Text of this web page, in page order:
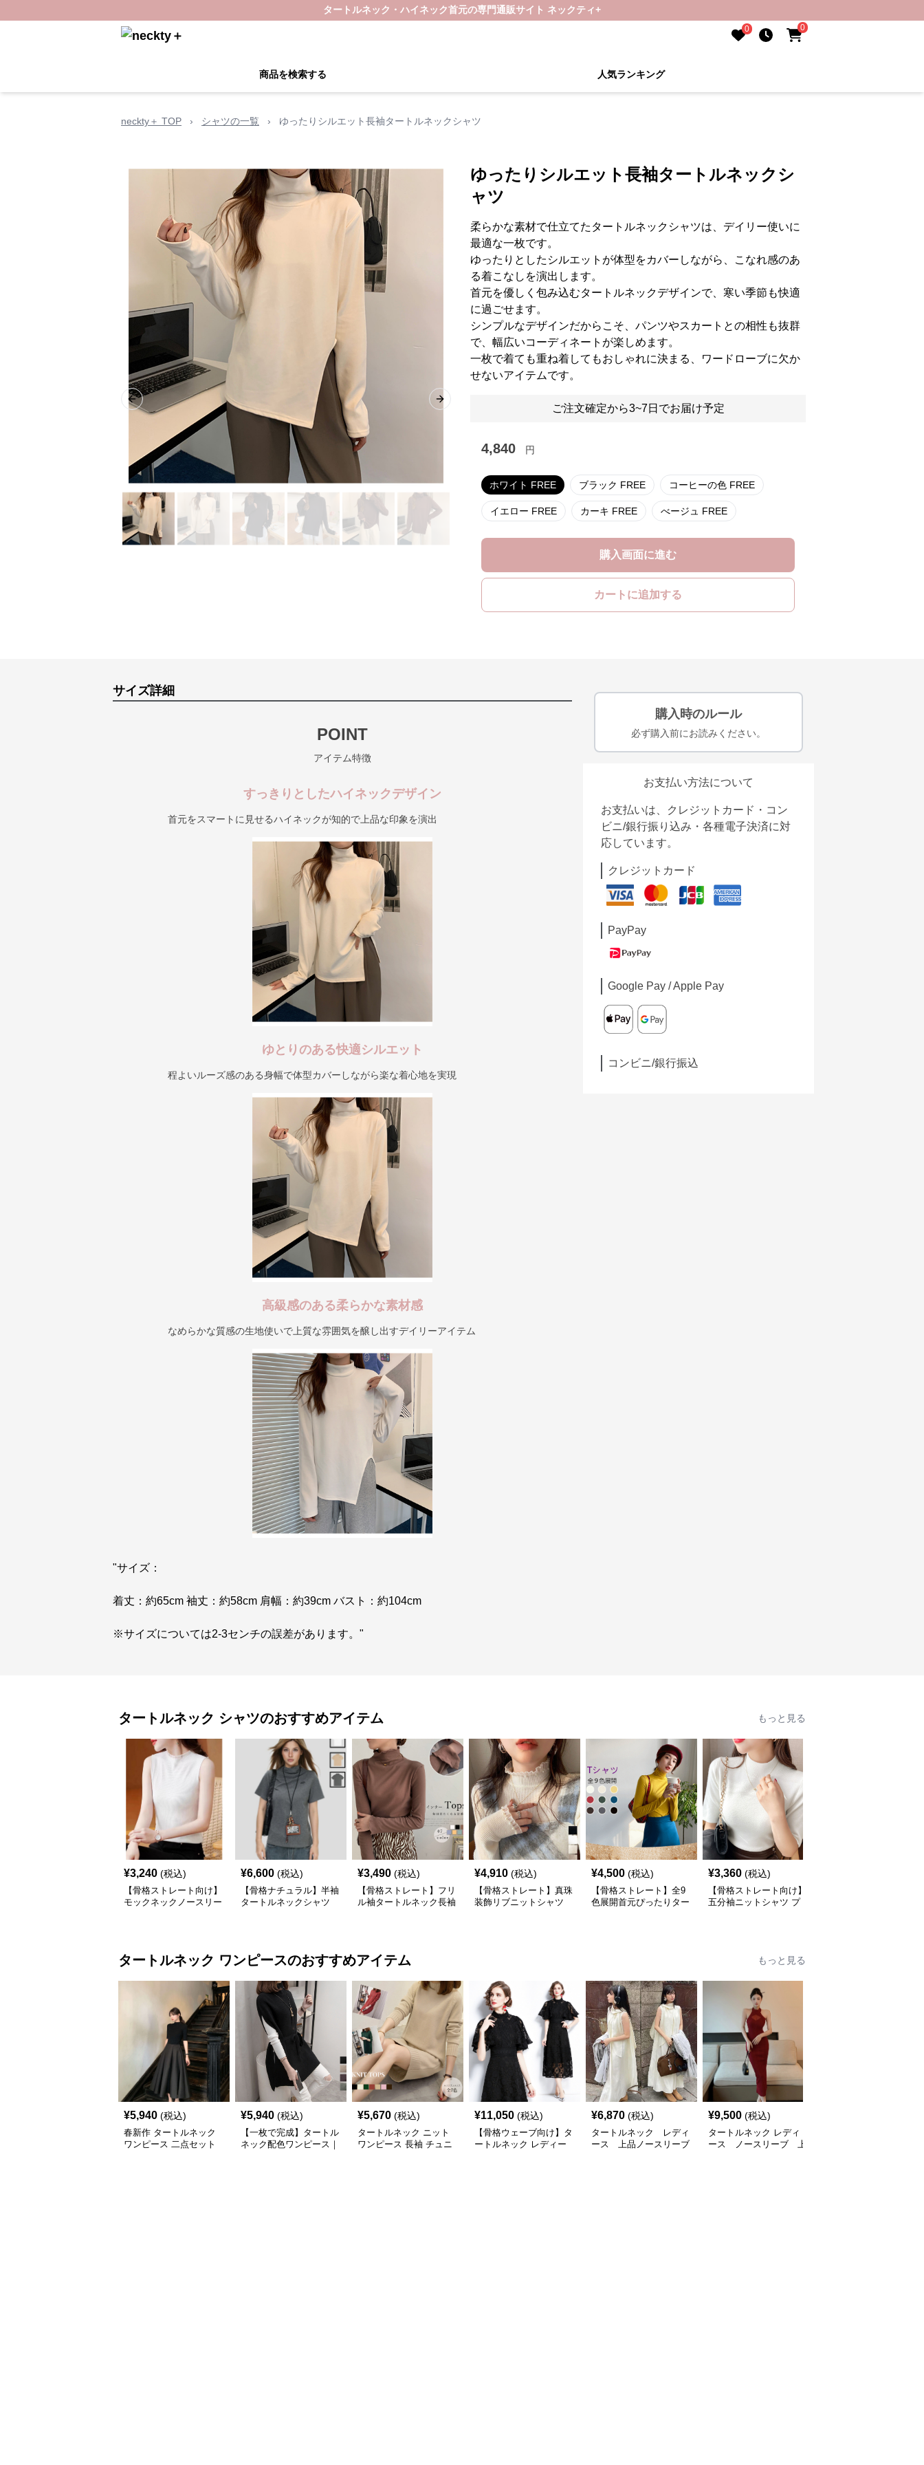
タートルネック・ハイネック首元の専門通販サイト ネックティ+
0 0
商品を検索する 人気ランキング
neckty＋ TOP › シャツの一覧 › ゆったりシルエット長袖タートルネックシャツ
Previous slide Next slide
ゆったりシルエット長袖タートルネックシ
ャツ
柔らかな素材で仕立てたタートルネックシャツは、デイリー使いに
最適な一枚です。
ゆったりとしたシルエットが体型をカバーしながら、こなれ感のあ
る着こなしを演出します。
首元を優しく包み込むタートルネックデザインで、寒い季節も快適
に過ごせます。
シンプルなデザインだからこそ、パンツやスカートとの相性も抜群
で、幅広いコーディネートが楽しめます。
一枚で着ても重ね着してもおしゃれに決まる、ワードローブに欠か
せないアイテムです。
ご注文確定から3~7日でお届け予定
4,840 円
ホワイト FREE ブラック FREE コーヒーの色 FREE
イエロー FREE カーキ FREE べージュ FREE
購入画面に進む
カートに追加する
サイズ詳細
POINT
アイテム特徴
すっきりとしたハイネックデザイン
首元をスマートに見せるハイネックが知的で上品な印象を演出
ゆとりのある快適シルエット
程よいルーズ感のある身幅で体型カバーしながら楽な着心地を実現
高級感のある柔らかな素材感
なめらかな質感の生地使いで上質な雰囲気を醸し出すデイリーアイテム
"サイズ：
着丈：約65cm 袖丈：約58cm 肩幅：約39cm バスト：約104cm
※サイズについては2-3センチの誤差があります。"
購入時のルール
必ず購入前にお読みください。
お支払い方法について
お支払いは、クレジットカード・コン
ビニ/銀行振り込み・各種電子決済に対
応しています。
クレジットカード
PayPay
Google Pay / Apple Pay
コンビニ/銀行振込
タートルネック シャツのおすすめアイテム もっと見る
¥3,240 (税込)
【骨格ストレート向け】
モックネックノースリー
¥6,600 (税込)
【骨格ナチュラル】半袖
タートルネックシャツ
¥3,490 (税込)
【骨格ストレート】フリ
ル袖タートルネック長袖
¥4,910 (税込)
【骨格ストレート】真珠
装飾リブニットシャツ
¥4,500 (税込)
【骨格ストレート】全9
色展開首元ぴったりター
¥3,360 (税込)
【骨格ストレート向け】
五分袖ニットシャツ プ
タートルネック ワンピースのおすすめアイテム もっと見る
¥5,940 (税込)
春新作 タートルネック
ワンピース 二点セット
¥5,940 (税込)
【一枚で完成】タートル
ネック配色ワンピース｜
¥5,670 (税込)
タートルネック ニット
ワンピース 長袖 チュニ
¥11,050 (税込)
【骨格ウェーブ向け】タ
ートルネック レディー
¥6,870 (税込)
タートルネック レディ
ース 上品ノースリーブ
¥9,500 (税込)
タートルネック レディ
ース ノースリーブ 上